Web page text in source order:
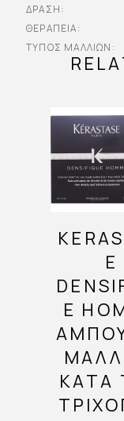
ΔΡΆΣΗ
ΘΕΡΑΠΕΊΑ
ΤΎΠΟΣ ΜΑΛΛΙΏΝ
E
E
ΚΑΤΆ